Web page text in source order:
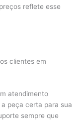
reflete esse
clientes em
atendimento
peça certa para sua
sempre que